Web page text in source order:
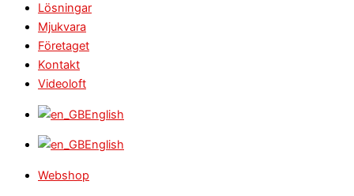
Lösningar
Mjukvara
Företaget
Kontakt
Videoloft
English
English
Webshop